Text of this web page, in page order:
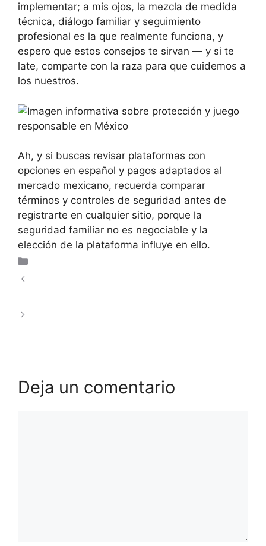
implementar; a mis ojos, la mezcla de medida
técnica, diálogo familiar y seguimiento
profesional es la que realmente funciona, y
espero que estos consejos te sirvan — y si te
late, comparte con la raza para que cuidemos a
los nuestros.
Ah, y si buscas revisar plataformas con
opciones en español y pagos adaptados al
mercado mexicano, recuerda comparar
términos y controles de seguridad antes de
registrarte en cualquier sitio, porque la
seguridad familiar no es negociable y la
elección de la plataforma influye en ello.
Deja un comentario